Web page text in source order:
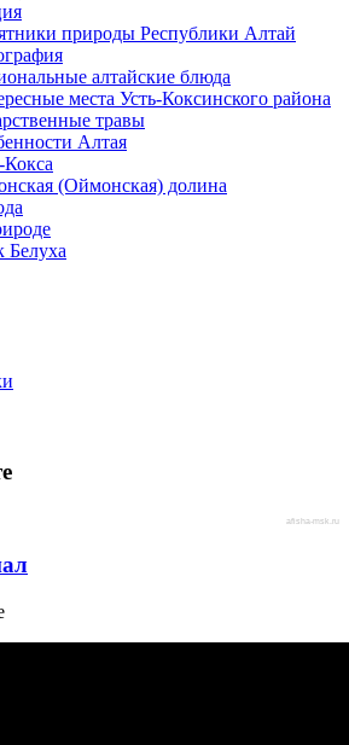
природы Республики Алтай
алтайские блюда
места Усть-Коксинского района
травы
Алтая
Кокса
(Оймонская) долина
Белуха
afisha-msk.ru